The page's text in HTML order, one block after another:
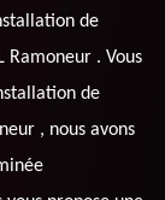
de
Ramoneur . Vous
de
, nous avons